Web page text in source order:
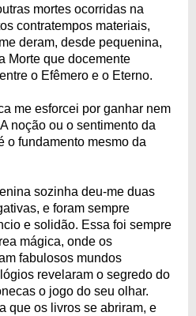
mortes ocorridas na
contratempos materiais,
deram, desde pequenina,
Morte que docemente
o Efêmero e o Eterno.
me esforcei por ganhar nem
noção ou o sentimento da
o fundamento mesmo da
sozinha deu-me duas
e foram sempre
e solidão. Essa foi sempre
mágica, onde os
fabulosos mundos
revelaram o segredo do
o jogo do seu olhar.
que os livros se abriram, e